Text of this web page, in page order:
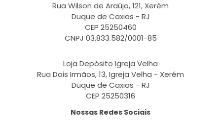
Rua Wilson de Araújo, 121, Xerém
Duque de Caxias - RJ
CEP 25250460
CNPJ 03.833.582/0001-85
Loja Depósito Igreja Velha
Rua Dois Irmãos, 13, Igreja Velha - Xerém
Duque de Caxias - RJ
CEP 25250316
Nossas Redes Sociais